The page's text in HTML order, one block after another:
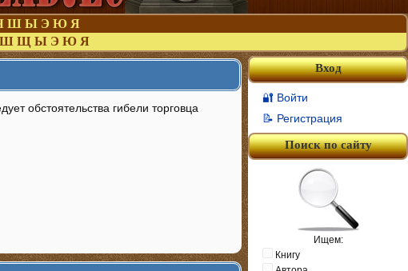
Ш Ы Э Ю Я
Ш Щ Ы Э Ю Я
обстоятельства гибели торговца
Вход
🔐 Войти
📝 Регистрация
Поиск по сайту
Ищем:
Книгу